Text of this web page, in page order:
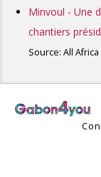
Minvoul - Une
chantiers
Source: All Africa